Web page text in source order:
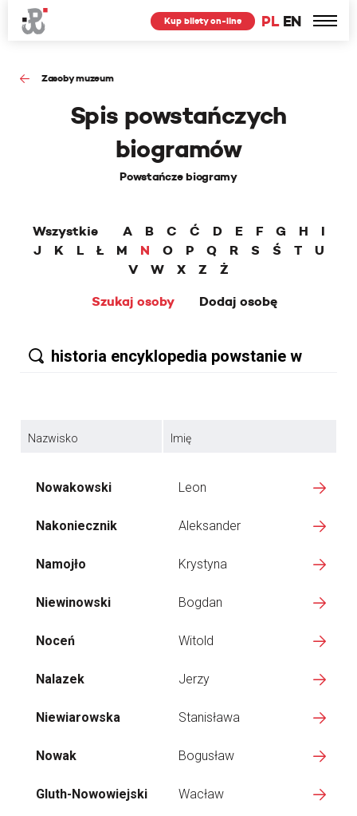
PL EN
Kup bilety on-line
Zasoby muzeum
Spis powstańczych
biogramów
Powstańcze biogramy
Wszystkie A B C Ć D E F G H
I
J
K L Ł M N O P Q R S Ś T
U
V
W X Z
Ż
Szukaj osoby
Dodaj osobę
Nazwisko Imię
Nowakowski Leon
Nakoniecznik Aleksander
Namojło Krystyna
Niewinowski Bogdan
Noceń Witold
Nalazek Jerzy
Niewiarowska Stanisława
Nowak Bogusław
Gluth-Nowowiejski Wacław